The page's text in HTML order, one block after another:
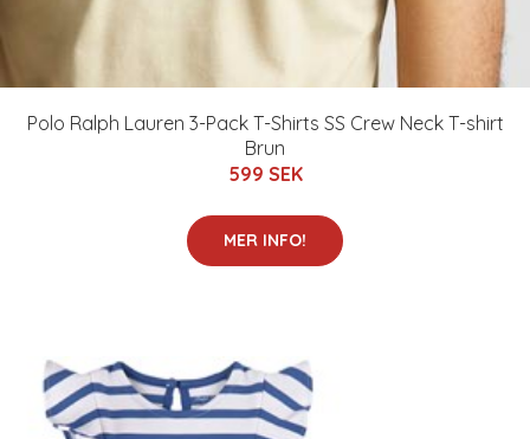
Polo Ralph Lauren 3-Pack T-Shirts SS Crew Neck T-shirt
Brun
599 SEK
MER INFO!